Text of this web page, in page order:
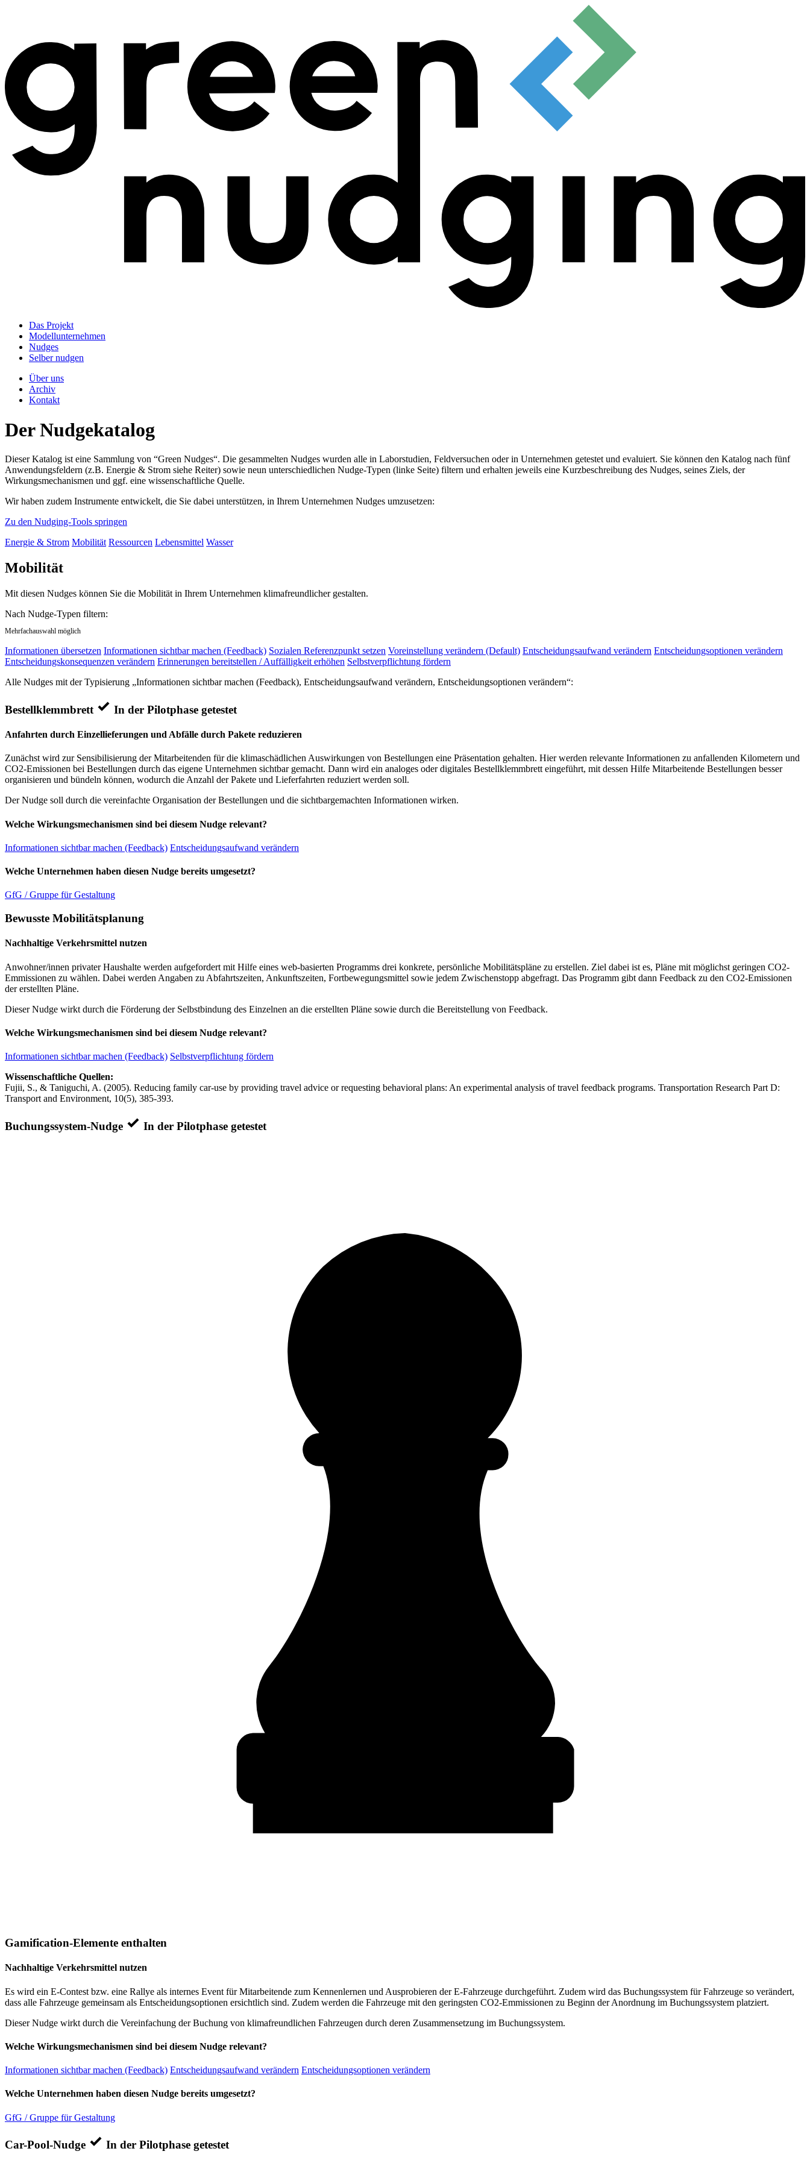
Das Projekt
Modellunternehmen
Nudges
Selber nudgen
Über uns
Archiv
Kontakt
Der Nudgekatalog
Dieser Katalog ist eine Sammlung von “Green Nudges“. Die gesammelten Nudges wurden alle in Laborstudien, Feldversuchen oder in Unternehmen getestet und evaluiert. Sie können den Katalog nach fünf
Anwendungsfeldern (z.B. Energie & Strom siehe Reiter) sowie neun unterschiedlichen Nudge-Typen (linke Seite) filtern und erhalten jeweils eine Kurzbeschreibung des Nudges, seines Ziels, der
Wirkungsmechanismen und ggf. eine wissenschaftliche Quelle.
Wir haben zudem Instrumente entwickelt, die Sie dabei unterstützen, in Ihrem Unternehmen Nudges umzusetzen:
Zu den Nudging-Tools springen
Energie & Strom Mobilität Ressourcen Lebensmittel Wasser
Mobilität
Mit diesen Nudges können Sie die Mobilität in Ihrem Unternehmen klimafreundlicher gestalten.
Nach Nudge-Typen filtern:
Mehrfachauswahl möglich
Informationen übersetzen Informationen sichtbar machen (Feedback) Sozialen Referenzpunkt setzen Voreinstellung verändern (Default) Entscheidungsaufwand verändern Entscheidungsoptionen verändern
Entscheidungskonsequenzen verändern Erinnerungen bereitstellen / Auffälligkeit erhöhen Selbstverpflichtung fördern
Alle Nudges mit der Typisierung „Informationen sichtbar machen (Feedback), Entscheidungsaufwand verändern, Entscheidungsoptionen verändern“:
Bestellklemmbrett In der Pilotphase getestet
Anfahrten durch Einzellieferungen und Abfälle durch Pakete reduzieren
Zunächst wird zur Sensibilisierung der Mitarbeitenden für die klimaschädlichen Auswirkungen von Bestellungen eine Präsentation gehalten. Hier werden relevante Informationen zu anfallenden Kilometern und
CO2-Emissionen bei Bestellungen durch das eigene Unternehmen sichtbar gemacht. Dann wird ein analoges oder digitales Bestellklemmbrett eingeführt, mit dessen Hilfe Mitarbeitende Bestellungen besser
organisieren und bündeln können, wodurch die Anzahl der Pakete und Lieferfahrten reduziert werden soll.
Der Nudge soll durch die vereinfachte Organisation der Bestellungen und die sichtbargemachten Informationen wirken.
Welche Wirkungsmechanismen sind bei diesem Nudge relevant?
Informationen sichtbar machen (Feedback) Entscheidungsaufwand verändern
Welche Unternehmen haben diesen Nudge bereits umgesetzt?
GfG / Gruppe für Gestaltung
Bewusste Mobilitätsplanung
Nachhaltige Verkehrsmittel nutzen
Anwohner/innen privater Haushalte werden aufgefordert mit Hilfe eines web-basierten Programms drei konkrete, persönliche Mobilitätspläne zu erstellen. Ziel dabei ist es, Pläne mit möglichst geringen CO2-
Emmissionen zu wählen. Dabei werden Angaben zu Abfahrtszeiten, Ankunftszeiten, Fortbewegungsmittel sowie jedem Zwischenstopp abgefragt. Das Programm gibt dann Feedback zu den CO2-Emissionen
der erstellten Pläne.
Dieser Nudge wirkt durch die Förderung der Selbstbindung des Einzelnen an die erstellten Pläne sowie durch die Bereitstellung von Feedback.
Welche Wirkungsmechanismen sind bei diesem Nudge relevant?
Informationen sichtbar machen (Feedback) Selbstverpflichtung fördern
Wissenschaftliche Quellen:
Fujii, S., & Taniguchi, A. (2005). Reducing family car-use by providing travel advice or requesting behavioral plans: An experimental analysis of travel feedback programs. Transportation Research Part D:
Transport and Environment, 10(5), 385-393.
Buchungssystem-Nudge In der Pilotphase getestet
Gamification-Elemente enthalten
Nachhaltige Verkehrsmittel nutzen
Es wird ein E-Contest bzw. eine Rallye als internes Event für Mitarbeitende zum Kennenlernen und Ausprobieren der E-Fahrzeuge durchgeführt. Zudem wird das Buchungssystem für Fahrzeuge so verändert,
dass alle Fahrzeuge gemeinsam als Entscheidungsoptionen ersichtlich sind. Zudem werden die Fahrzeuge mit den geringsten CO2-Emmissionen zu Beginn der Anordnung im Buchungssystem platziert.
Dieser Nudge wirkt durch die Vereinfachung der Buchung von klimafreundlichen Fahrzeugen durch deren Zusammensetzung im Buchungssystem.
Welche Wirkungsmechanismen sind bei diesem Nudge relevant?
Informationen sichtbar machen (Feedback) Entscheidungsaufwand verändern Entscheidungsoptionen verändern
Welche Unternehmen haben diesen Nudge bereits umgesetzt?
GfG / Gruppe für Gestaltung
Car-Pool-Nudge In der Pilotphase getestet